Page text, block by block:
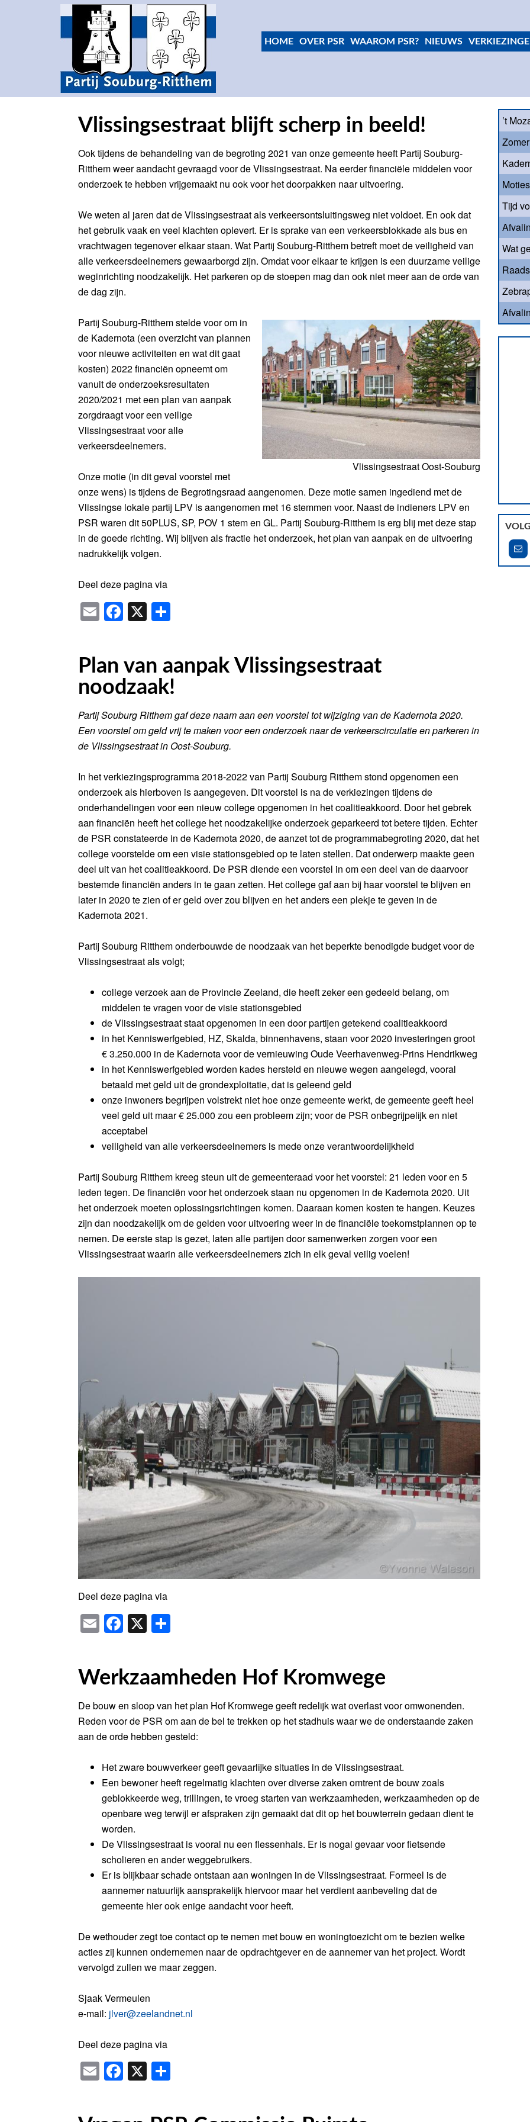
HOME OVER PSR WAAROM PSR? NIEUWS
Vlissingsestraat blijft scherp in beeld!
Ook tijdens de behandeling van de begroting 2021 van onze gemeente heeft Partij Souburg-
Ritthem weer aandacht gevraagd voor de Vlissingsestraat. Na eerder financiële middelen voor
onderzoek te hebben vrijgemaakt nu ook voor het doorpakken naar uitvoering.
We weten al jaren dat de Vlissingsestraat als verkeersontsluitingsweg niet voldoet. En ook dat
het gebruik vaak en veel klachten oplevert. Er is sprake van een verkeersblokkade als bus en
vrachtwagen tegenover elkaar staan. Wat Partij Souburg-Ritthem betreft moet de veiligheid van
alle verkeersdeelnemers gewaarborgd zijn. Omdat voor elkaar te krijgen is een duurzame veilige
weginrichting noodzakelijk. Het parkeren op de stoepen mag dan ook niet meer aan de orde van
de dag zijn.
Vlissingsestraat Oost-Souburg
Partij Souburg-Ritthem stelde voor om in
de Kadernota (een overzicht van plannen
voor nieuwe activiteiten en wat dit gaat
kosten) 2022 financiën opneemt om
vanuit de onderzoeksresultaten
2020/2021 met een plan van aanpak
zorgdraagt voor een veilige
Vlissingsestraat voor alle
verkeersdeelnemers.
Onze motie (in dit geval voorstel met
onze wens) is tijdens de Begrotingsraad aangenomen. Deze motie samen ingediend met de
Vlissingse lokale partij LPV is aangenomen met 16 stemmen voor. Naast de indieners LPV en
PSR waren dit 50PLUS, SP, POV 1 stem en GL. Partij Souburg-Ritthem is erg blij met deze stap
in de goede richting. Wij blijven als fractie het onderzoek, het plan van aanpak en de uitvoering
nadrukkelijk volgen.
Deel deze pagina via
EmailFacebook
X
Plan van aanpak Vlissingsestraat
noodzaak!
Partij Souburg Ritthem gaf deze naam aan een voorstel tot wijziging van de Kadernota 2020.
Een voorstel om geld vrij te maken voor een onderzoek naar de verkeerscirculatie en parkeren in
de Vlissingsestraat in Oost-Souburg.
In het verkiezingsprogramma 2018-2022 van Partij Souburg Ritthem stond opgenomen een
onderzoek als hierboven is aangegeven. Dit voorstel is na de verkiezingen tijdens de
onderhandelingen voor een nieuw college opgenomen in het coalitieakkoord. Door het gebrek
aan financiën heeft het college het noodzakelijke onderzoek geparkeerd tot betere tijden. Echter
de PSR constateerde in de Kadernota 2020, de aanzet tot de programmabegroting 2020, dat het
college voorstelde om een visie stationsgebied op te laten stellen. Dat onderwerp maakte geen
deel uit van het coalitieakkoord. De PSR diende een voorstel in om een deel van de daarvoor
bestemde financiën anders in te gaan zetten. Het college gaf aan bij haar voorstel te blijven en
later in 2020 te zien of er geld over zou blijven en het anders een plekje te geven in de
Kadernota 2021.
Partij Souburg Ritthem onderbouwde de noodzaak van het beperkte benodigde budget voor de
Vlissingsestraat als volgt;
college verzoek aan de Provincie Zeeland, die heeft zeker een gedeeld belang, om
middelen te vragen voor de visie stationsgebied
de Vlissingsestraat staat opgenomen in een door partijen getekend coalitieakkoord
in het Kenniswerfgebied, HZ, Skalda, binnenhavens, staan voor 2020 investeringen groot
€ 3.250.000 in de Kadernota voor de vernieuwing Oude Veerhavenweg-Prins Hendrikweg
in het Kenniswerfgebied worden kades hersteld en nieuwe wegen aangelegd, vooral
betaald met geld uit de grondexploitatie, dat is geleend geld
onze inwoners begrijpen volstrekt niet hoe onze gemeente werkt, de gemeente geeft heel
veel geld uit maar € 25.000 zou een probleem zijn; voor de PSR onbegrijpelijk en niet
acceptabel
veiligheid van alle verkeersdeelnemers is mede onze verantwoordelijkheid
Partij Souburg Ritthem kreeg steun uit de gemeenteraad voor het voorstel: 21 leden voor en 5
leden tegen. De financiën voor het onderzoek staan nu opgenomen in de Kadernota 2020. Uit
het onderzoek moeten oplossingsrichtingen komen. Daaraan komen kosten te hangen. Keuzes
zijn dan noodzakelijk om de gelden voor uitvoering weer in de financiële toekomstplannen op te
nemen. De eerste stap is gezet, laten alle partijen door samenwerken zorgen voor een
Vlissingsestraat waarin alle verkeersdeelnemers zich in elk geval veilig voelen!
Deel deze pagina via
EmailFacebook
X
Werkzaamheden Hof Kromwege
De bouw en sloop van het plan Hof Kromwege geeft redelijk wat overlast voor omwonenden.
Reden voor de PSR om aan de bel te trekken op het stadhuis waar we de onderstaande zaken
aan de orde hebben gesteld:
Het zware bouwverkeer geeft gevaarlijke situaties in de Vlissingsestraat.
Een bewoner heeft regelmatig klachten over diverse zaken omtrent de bouw zoals
geblokkeerde weg, trillingen, te vroeg starten van werkzaamheden, werkzaamheden op de
openbare weg terwijl er afspraken zijn gemaakt dat dit op het bouwterrein gedaan dient te
worden.
De Vlissingsestraat is vooral nu een flessenhals. Er is nogal gevaar voor fietsende
scholieren en ander weggebruikers.
Er is blijkbaar schade ontstaan aan woningen in de Vlissingsestraat. Formeel is de
aannemer natuurlijk aansprakelijk hiervoor maar het verdient aanbeveling dat de
gemeente hier ook enige aandacht voor heeft.
De wethouder zegt toe contact op te nemen met bouw en woningtoezicht om te bezien welke
acties zij kunnen ondernemen naar de opdrachtgever en de aannemer van het project. Wordt
vervolgd zullen we maar zeggen.
Sjaak Vermeulen
e-mail: jlver@zeelandnet.nl
Deel deze pagina via
EmailFacebook
X
’t
Tijd
Wat